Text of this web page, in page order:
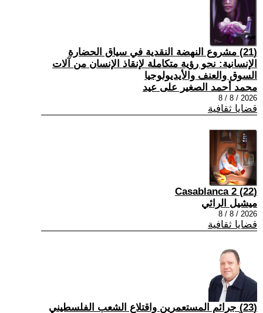
(21) مشروع النهضة النقدية في سياق الحضارة
الإنسانية: نحو رؤية متكاملة لإنقاذ الإنسان من آلات
السوق والعنف والأيديولوجيا
محمد أحمد الصغير على عيد
2026 / 8 / 8
قضايا ثقافية
(22) Casablanca 2
ميشيل الرائي
2026 / 8 / 8
قضايا ثقافية
(23) جرائم المستعمرين واقتلاع الشعب الفلسطيني